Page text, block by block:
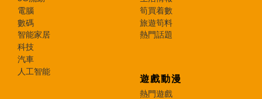
電腦
數碼
智能家居
科技
汽車
人工智能
筍買着數
旅遊筍料
熱門話題
遊戲動漫
熱門遊戲